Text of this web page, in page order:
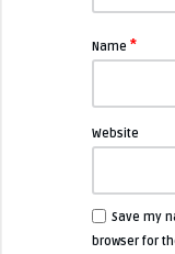
Name *
Website
Save my
browser for